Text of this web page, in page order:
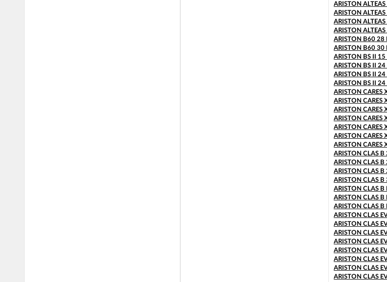
ARISTON
ARISTON
ARISTON
ARISTON HS
ARISTON HS X
ARISTON HS X
ARISTON HS X
ARISTON HS X
ARISTON
ARISTON
ARISTON
ARISTON
ARISTON
ARISTON
ARISTON
ARISTON B60 28
ARISTON B60 30
ARISTON BS II 15
ARISTON BS II 24
ARISTON BS II 24
ARISTON BS II 24
ARISTON CARES
ARISTON CARES
ARISTON CARES
ARISTON CARES
ARISTON CARES
ARISTON CARES
ARISTON CARES
ARISTON CLAS B
ARISTON CLAS B
ARISTON CLAS B
ARISTON CLAS B
ARISTON CLAS B
ARISTON CLAS B
ARISTON CLAS B
ARISTON CLAS
ARISTON CLAS
ARISTON CLAS
ARISTON CLAS
ARISTON CLAS
ARISTON CLAS
ARISTON CLAS
ARISTON CLAS